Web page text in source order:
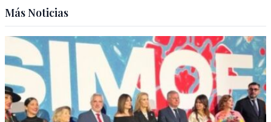
Más Noticias